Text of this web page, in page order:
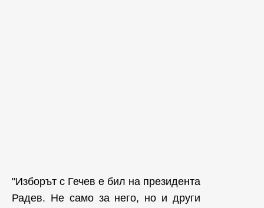
"Изборът с Гечев е бил на президента
Радев. Не само за него, но и други